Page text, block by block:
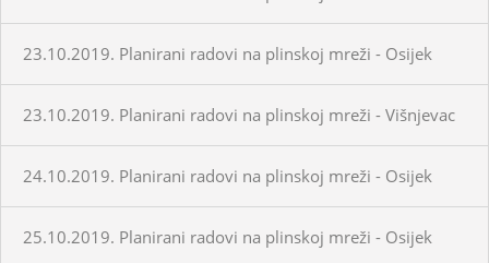
23.10.2019. Planirani radovi na plinskoj mreži - Osijek
23.10.2019. Planirani radovi na plinskoj mreži - Višnjevac
24.10.2019. Planirani radovi na plinskoj mreži - Osijek
25.10.2019. Planirani radovi na plinskoj mreži - Osijek